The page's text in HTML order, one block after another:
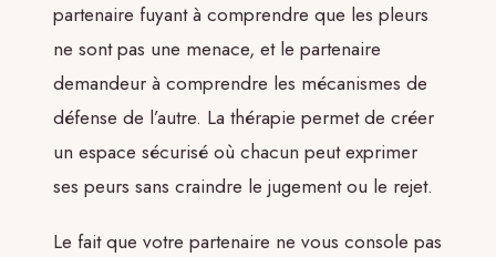
partenaire fuyant à comprendre que les pleurs
ne sont pas une menace, et le partenaire
demandeur à comprendre les mécanismes de
défense de l’autre. La thérapie permet de créer
un espace sécurisé où chacun peut exprimer
ses peurs sans craindre le jugement ou le rejet.
Le fait que votre partenaire ne vous console pas